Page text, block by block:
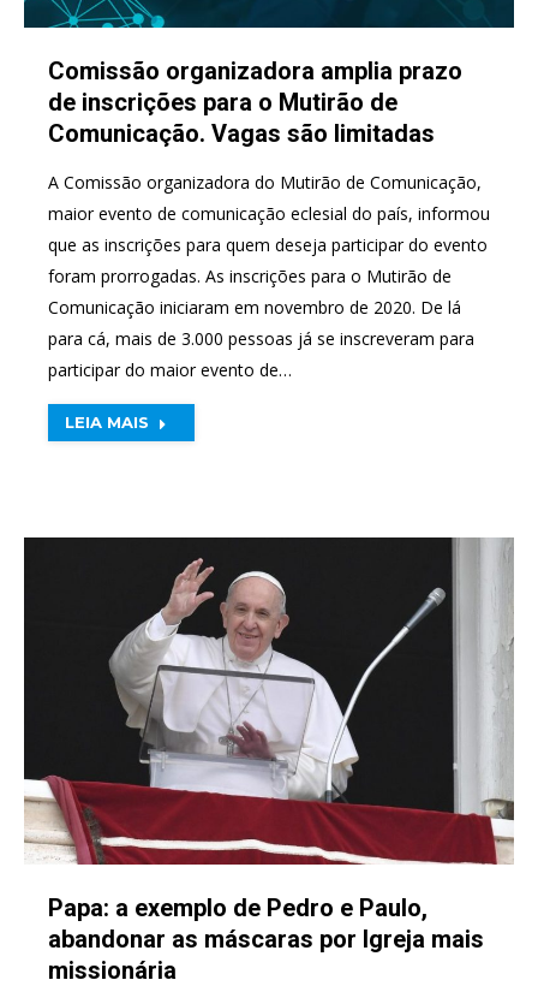
Comissão organizadora amplia prazo
de inscrições para o Mutirão de
Comunicação. Vagas são limitadas
A Comissão organizadora do Mutirão de Comunicação,
maior evento de comunicação eclesial do país, informou
que as inscrições para quem deseja participar do evento
foram prorrogadas. As inscrições para o Mutirão de
Comunicação iniciaram em novembro de 2020. De lá
para cá, mais de 3.000 pessoas já se inscreveram para
participar do maior evento de…
LEIA MAIS
Papa: a exemplo de Pedro e Paulo,
abandonar as máscaras por Igreja mais
missionária